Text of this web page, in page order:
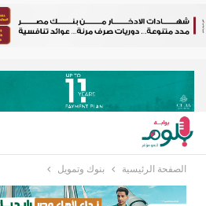
الصفحة الرئيسية بنوك وتمويل